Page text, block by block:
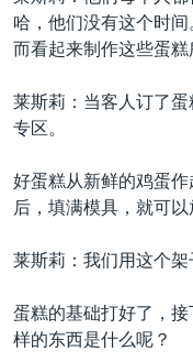
哈，他们没有这个时间
而看起来制作这些蛋
莱斯莉：当客人订了
专区。
好蛋糕从新鲜的鸡蛋
后，填满模具，就可以
莱斯莉：我们用这个架
蛋糕的基础打好了，
样的东西是什么呢？